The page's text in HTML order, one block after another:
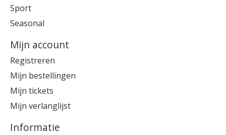
Sport
Seasonal
Mijn account
Registreren
Mijn bestellingen
Mijn tickets
Mijn verlanglijst
Informatie